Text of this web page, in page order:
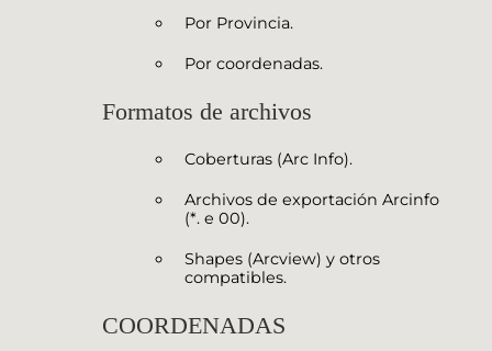
Por Provincia.
Por coordenadas.
Formatos de archivos
Coberturas (Arc Info).
Archivos de exportación Arcinfo
(*. e 00).
Shapes (Arcview) y otros
compatibles.
COORDENADAS